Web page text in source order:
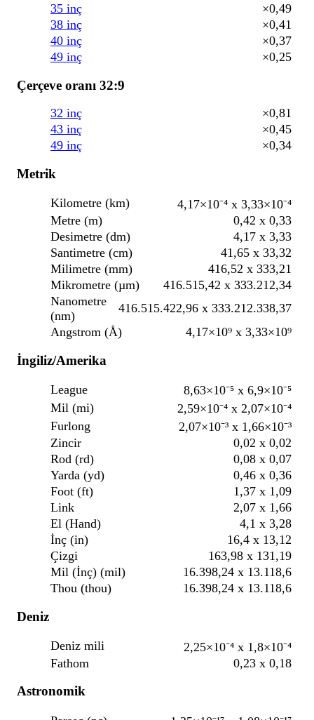
35 inç
×0,49
38 inç
×0,41
40 inç
×0,37
49 inç
×0,25
Çerçeve oranı 32:9
32 inç
×0,81
43 inç
×0,45
49 inç
×0,34
Metrik
Kilometre (km)
4,17×10⁻⁴ x 3,33×10⁻⁴
Metre (m)
0,42 x 0,33
Desimetre (dm)
4,17 x 3,33
Santimetre (cm)
41,65 x 33,32
Milimetre (mm)
416,52 x 333,21
Mikrometre (µm)
416.515,42 x 333.212,34
Nanometre
(nm)
416.515.422,96 x 333.212.338,37
Angstrom (Å)
4,17×10⁹ x 3,33×10⁹
İngiliz/Amerika
League
8,63×10⁻⁵ x 6,9×10⁻⁵
Mil (mi)
2,59×10⁻⁴ x 2,07×10⁻⁴
Furlong
2,07×10⁻³ x 1,66×10⁻³
Zincir
0,02 x 0,02
Rod (rd)
0,08 x 0,07
Yarda (yd)
0,46 x 0,36
Foot (ft)
1,37 x 1,09
Link
2,07 x 1,66
El (Hand)
4,1 x 3,28
İnç (in)
16,4 x 13,12
Çizgi
163,98 x 131,19
Mil (İnç) (mil)
16.398,24 x 13.118,6
Thou (thou)
16.398,24 x 13.118,6
Deniz
Deniz mili
2,25×10⁻⁴ x 1,8×10⁻⁴
Fathom
0,23 x 0,18
Astronomik